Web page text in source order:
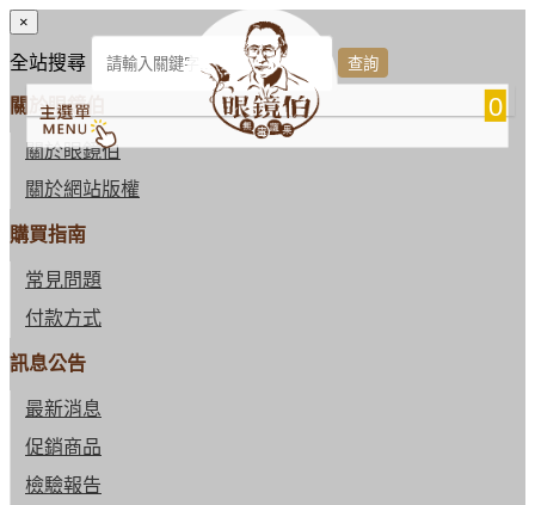
0
×
全站搜尋
關於眼鏡伯
關於眼鏡伯
關於網站版權
購買指南
常見問題
付款方式
訊息公告
最新消息
促銷商品
檢驗報告